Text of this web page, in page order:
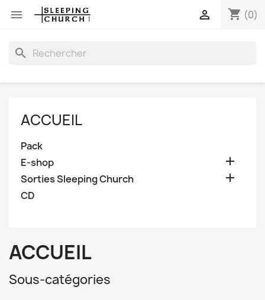
 shopping_cart (0)

search
ACCUEIL
Pack
E-shop

Sorties Sleeping Church 
CD
ACCUEIL
Sous-catégories